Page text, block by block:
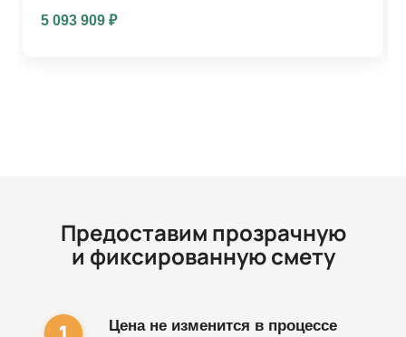
5 093 909₽
Предоставим прозрачную
и фиксированную смету
Цена не изменится в процессе